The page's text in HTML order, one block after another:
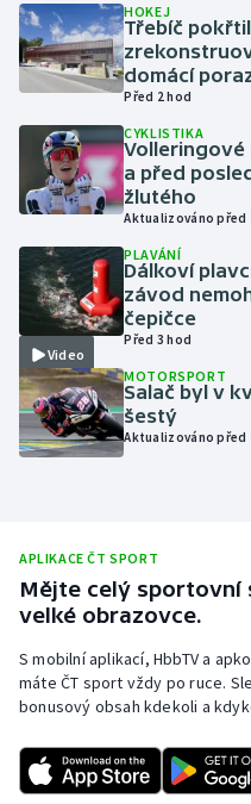
Lezení
Lyže a snowboard
Moderní pětiboj
Motorsport
Olympijské hry
Parasport
Plavání
Plážový volejbal
Rychlostní kanoistika
Sportovní střelba
Stolní tenis
HOKEJ
Třebíč
domácí
Před 2 hod
CYKLISTIKA
Volleringové
a před
žlutého
Aktualizováno před
Video
PLAVÁNÍ
Dálkoví
závod
čepičce
Před 3 hod
MOTORSPORT
Salač byl v
šestý
Aktualizováno před
APLIKACE ČT SPORT
Mějte celý sportovní
velké obrazovce.
S mobilní aplikací, HbbTV a
máte ČT sport vždy po ruce.
bonusový obsah kdekoli a